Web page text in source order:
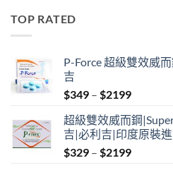
TOP RATED
P-Force 超級雙效威
吉
$349 – $2199Price
$349
through
$2199
超級雙效威而鋼
吉|必利吉|印度原裝
$329 – $2199Price